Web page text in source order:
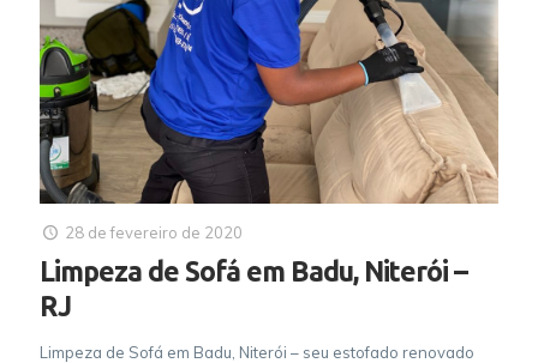
28 de fevereiro de 2020
Limpeza de Sofá em Badu, Niterói –
RJ
Limpeza de Sofá em Badu, Niterói – seu estofado renovado